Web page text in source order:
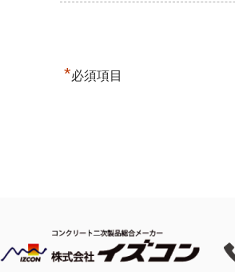
*必須項目